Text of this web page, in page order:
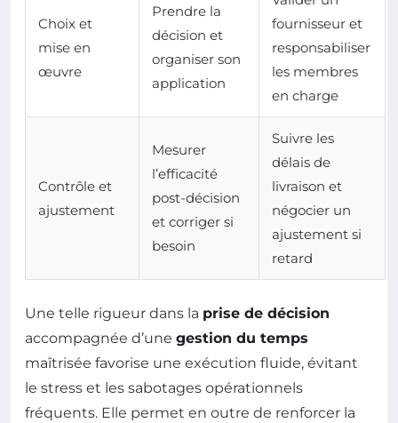
Choix et
mise en
œuvre
Prendre la
décision et
organiser son
application
fournisseur et
responsabiliser
les membres
en charge
Contrôle et
ajustement
Mesurer
l’efficacité
post-décision
et corriger si
besoin
Suivre les
délais de
livraison et
négocier un
ajustement si
retard
Une telle rigueur dans la prise de décision
accompagnée d’une gestion du temps
maîtrisée favorise une exécution fluide, évitant
le stress et les sabotages opérationnels
fréquents. Elle permet en outre de renforcer la